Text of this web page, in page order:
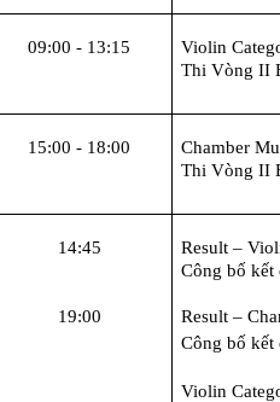
09:00 - 13:15 Violin
Thi Vòng II
15:00 - 18:00
Chamber
Thi Vòng II
14:45
19:00
Result –
Công bố
Result –
Công bố
Violin